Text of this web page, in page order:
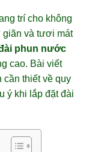
trí cho không
giãn và tươi mát
phun nước
cao. Bài viết
cần thiết về quy
ý khi lắp đặt đài